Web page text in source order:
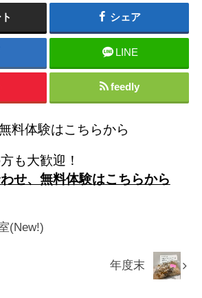
シェア
LINE
feedly
料体験はこちらから
も大歓迎！
せ、無料体験はこちらから
(New!)
年度末